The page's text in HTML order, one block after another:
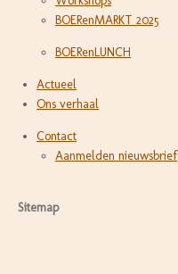
BOERenMARKT 2025
BOERenLUNCH
Actueel
Ons verhaal
Contact
Aanmelden nieuwsbrief
Sitemap